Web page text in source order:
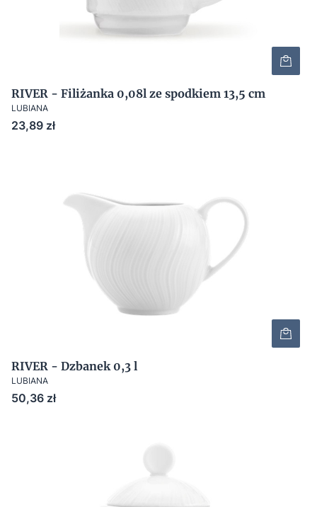
RIVER - Filiżanka 0,08l ze spodkiem 13,5 cm
LUBIANA
Cena
23,89 zł
RIVER - Dzbanek 0,3 l
LUBIANA
Cena
50,36 zł